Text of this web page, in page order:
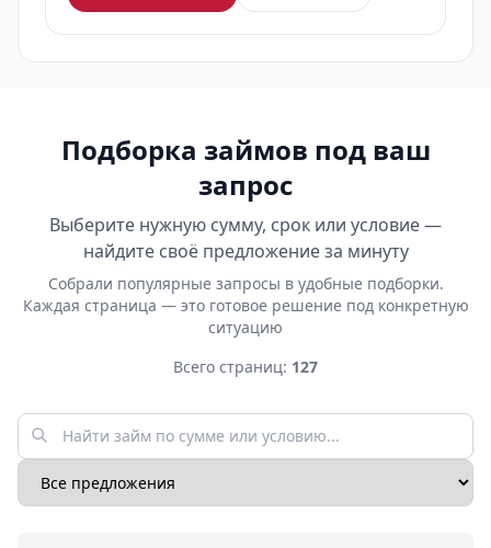
Подборка займов под ваш
запрос
Выберите нужную сумму, срок или условие —
найдите своё предложение за минуту
Собрали популярные запросы в удобные подборки.
Каждая страница — это готовое решение под конкретную
ситуацию
Всего страниц: 127